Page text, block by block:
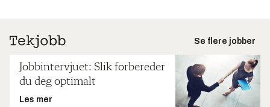
Se flere jobber
Jobbintervjuet: Slik forbereder
du deg optimalt
Les mer